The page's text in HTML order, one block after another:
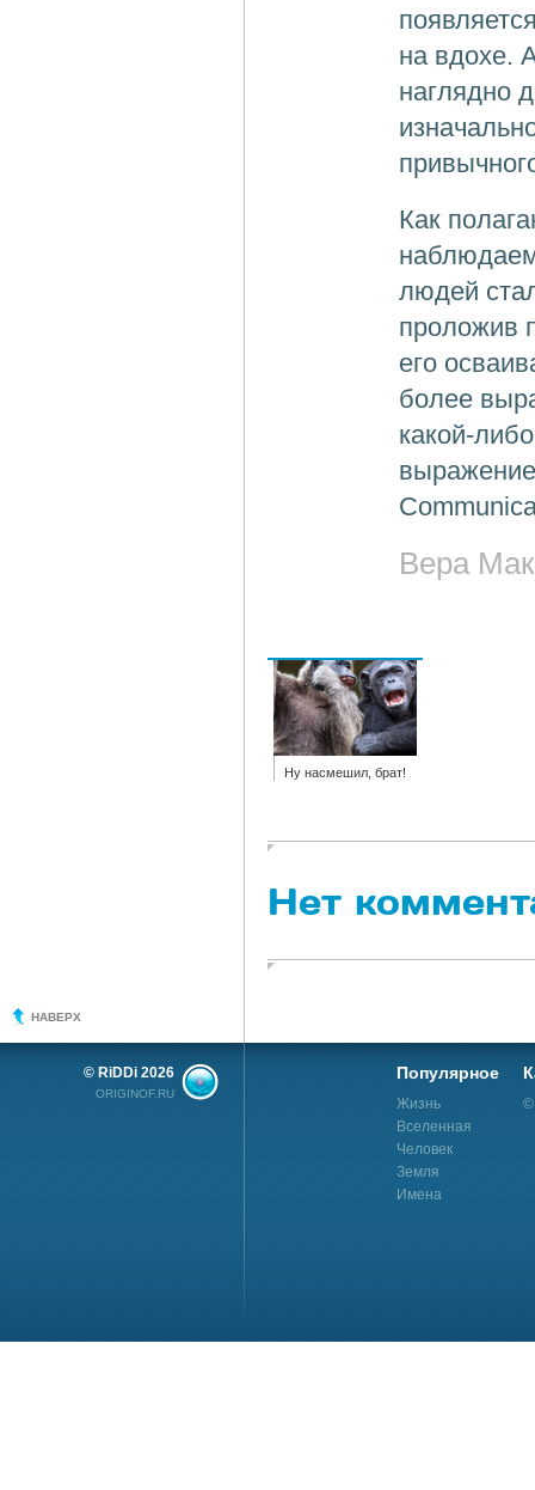
на вдохе.
наглядно
Как
людей
проложив
его
более
какой-
Вера
Ну насмешил, брат!
Нет
НАВЕРХ
© RiDDi 2026
ORIGINOF.RU
Популярное
Жизнь
Вселенная
Человек
Земля
Имена
©